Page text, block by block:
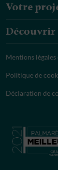
Votre
Découvrir
Mentions
Politique de
Déclaration de